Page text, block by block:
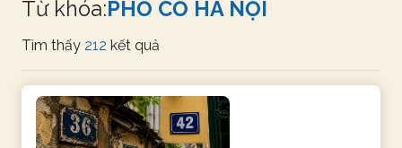
Từ khóa:PHỔ CỔ HÀ NỘI
Tìm thấy 212 kết quả